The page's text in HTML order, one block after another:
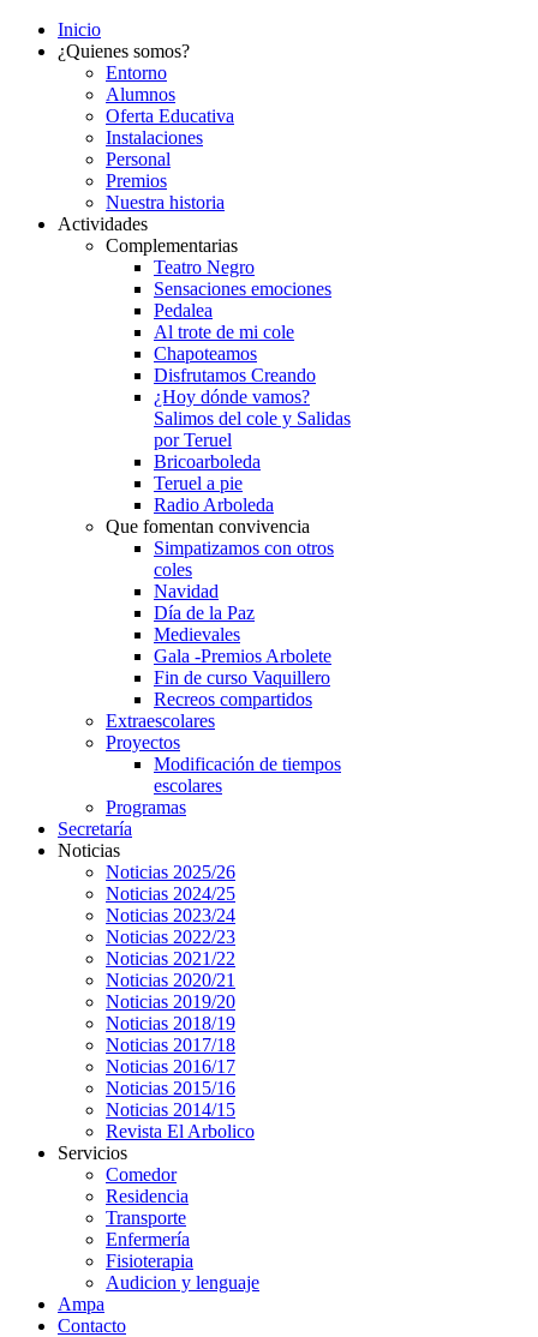
Inicio
¿Quienes somos?
Entorno
Alumnos
Oferta Educativa
Instalaciones
Personal
Premios
Nuestra historia
Actividades
Complementarias
Teatro Negro
Sensaciones emociones
Pedalea
Al trote de mi cole
Chapoteamos
Disfrutamos Creando
¿Hoy dónde vamos?
Salimos del cole y Salidas
por Teruel
Bricoarboleda
Teruel a pie
Radio Arboleda
Que fomentan convivencia
Simpatizamos con otros
coles
Navidad
Día de la Paz
Medievales
Gala -Premios Arbolete
Fin de curso Vaquillero
Recreos compartidos
Extraescolares
Proyectos
Modificación de tiempos
escolares
Programas
Secretaría
Noticias
Noticias 2025/26
Noticias 2024/25
Noticias 2023/24
Noticias 2022/23
Noticias 2021/22
Noticias 2020/21
Noticias 2019/20
Noticias 2018/19
Noticias 2017/18
Noticias 2016/17
Noticias 2015/16
Noticias 2014/15
Revista El Arbolico
Servicios
Comedor
Residencia
Transporte
Enfermería
Fisioterapia
Audicion y lenguaje
Ampa
Contacto